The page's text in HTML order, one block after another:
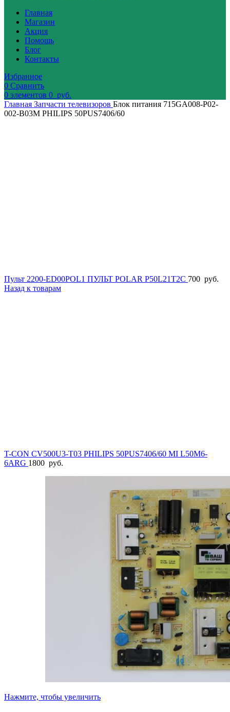
Главная
Магазин
Акция
Помощь
Блог
Контакты
Избранное
0 Сравнить
0 элементов 0 руб.
Главная Запчасти телевизоров Блок питания 715GA008-P02-
002-B03M PHILIPS 50PUS7406/60
Пульт 2200-ED00POL1 ПУЛЬТ POLAR P50L21T2C 700 руб.
Назад к товарам
T-CON CV500U3-T03 PHILIPS 50PUS7406/60 MI L50M6-
6ARG 1800 руб.
Нажмите, чтобы увеличить